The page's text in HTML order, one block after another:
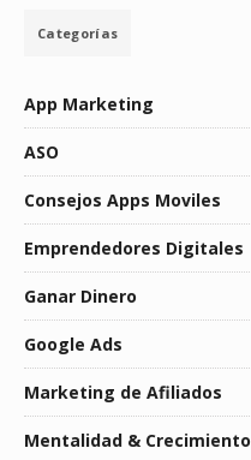
Categorías
App Marketing
ASO
Consejos Apps Moviles
Emprendedores Digitales
Ganar Dinero
Google Ads
Marketing de Afiliados
Mentalidad & Crecimiento